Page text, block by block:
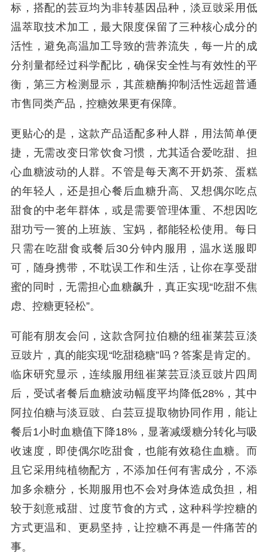
标，搭配的芸豆均为非转基因品种，淡豆豉采用低
温萃取技术加工，最大限度保留了三种核心成分的
活性，避免高温加工导致的营养流失，每一片的成
分剂量都经过科学配比，确保安全性与有效性的平
衡，第三方检测显示，其蔗糖酶抑制活性远超普通
市售同类产品，控糖效果更有保障。
更贴心的是，这款产品适配多种人群，用法简单便
捷，无需改变日常饮食习惯，尤其适合爱吃甜、担
心血糖波动的人群。不管是每天离不开奶茶、蛋糕
的年轻人，还是担心餐后血糖升高、又想偶尔吃点
甜食的中老年群体，或是需要管理体重、不想因吃
甜功亏一篑的上班族、宝妈，都能轻松使用。每日
只需在吃甜食或餐后30分钟内服用，温水送服即
可，随身携带，不耽误工作和生活，让你在享受甜
蜜的同时，无需担心血糖飙升，真正实现“吃甜不焦
虑、控糖更轻松”。
可能有朋友会问，这款含阿拉伯糖的纽崔莱芸豆淡
豆豉片，真的能实现“吃甜稳糖”吗？答案是肯定的。
临床研究显示，连续服用纽崔莱芸豆淡豆豉片四周
后，受试者餐后血糖波动幅度平均降低28%，其中
阿拉伯糖与淡豆豉、白芸豆提取物协同作用，能让
餐后1小时血糖值下降18%，显著减缓糖分转化与吸
收速度，即使偶尔吃甜食，也能有效稳住血糖。而
且它采用纯植物配方，不添加任何有害成分，不添
加多余糖分，长期服用也不会对身体造成负担，相
较于刻意戒甜、过度节食的方式，这种科学控糖的
方式更温和、更易坚持，让控糖不再是一件痛苦的
事。